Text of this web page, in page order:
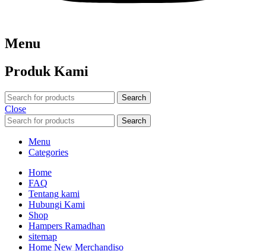
Menu
Produk Kami
Search
Close
Search
Menu
Categories
Home
FAQ
Tentang kami
Hubungi Kami
Shop
Hampers Ramadhan
sitemap
Home New Merchandiso